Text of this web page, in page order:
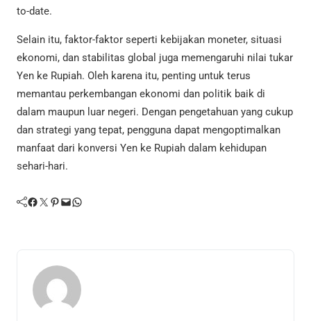
to-date.
Selain itu, faktor-faktor seperti kebijakan moneter, situasi
ekonomi, dan stabilitas global juga memengaruhi nilai tukar
Yen ke Rupiah. Oleh karena itu, penting untuk terus
memantau perkembangan ekonomi dan politik baik di
dalam maupun luar negeri. Dengan pengetahuan yang cukup
dan strategi yang tepat, pengguna dapat mengoptimalkan
manfaat dari konversi Yen ke Rupiah dalam kehidupan
sehari-hari.
Facebook Twitter Pinterest Mail WhatsApp